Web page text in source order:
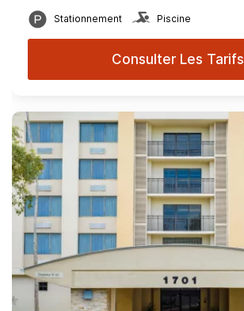
Stationnement Piscine
Consulter Les Tarifs